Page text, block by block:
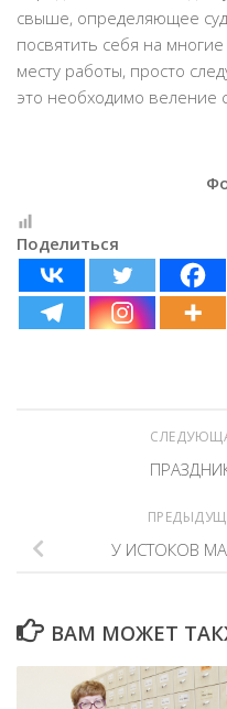
свыше, определяющее
посвятить себя на
месту работы, просто
это необходимо веление
Поделиться
У ИСТОКОВ
ВАМ МОЖЕТ